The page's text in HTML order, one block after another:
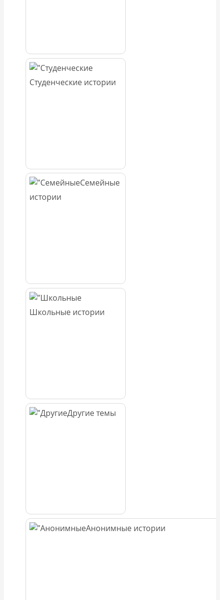
Студенческие истории
Семейные
истории
Школьные истории
Другие темы
Анонимные истории